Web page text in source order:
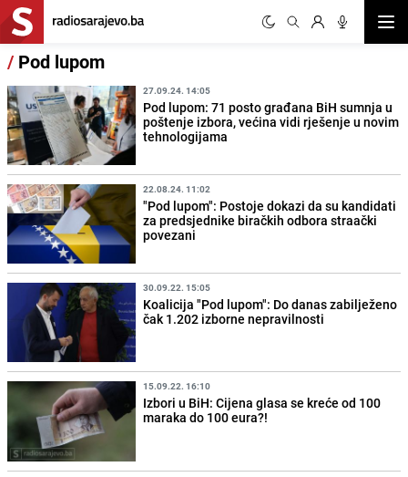
/ Pod lupom
27.09.24. 14:05
Pod lupom: 71 posto građana BiH sumnja u
poštenje izbora, većina vidi rješenje u novim
tehnologijama
22.08.24. 11:02
"Pod lupom": Postoje dokazi da su kandidati
za predsjednike biračkih odbora straački
povezani
30.09.22. 15:05
Koalicija "Pod lupom": Do danas zabilježeno
čak 1.202 izborne nepravilnosti
15.09.22. 16:10
Izbori u BiH: Cijena glasa se kreće od 100
maraka do 100 eura?!